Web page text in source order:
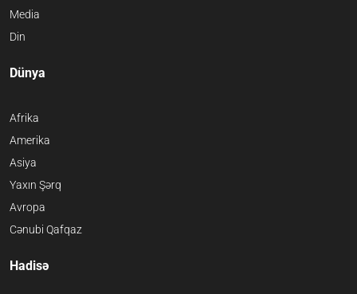
Media
Din
Dünya
Afrika
Amerika
Asiya
Yaxın Şərq
Avropa
Cənubi Qafqaz
Hadisə